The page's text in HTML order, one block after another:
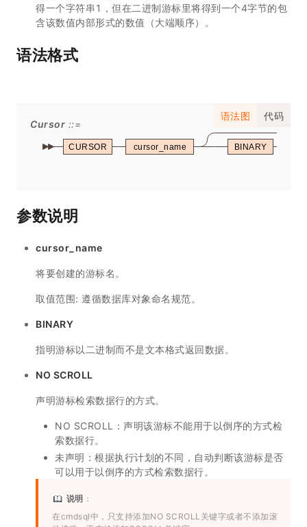
得一个字符串1，但在二进制游标里将得到一个4字节的包
含该数值内部形式的数值（大端顺序）。
语法格式
语法图 代码
Cursor
CURSOR cursor_name BINARY
参数说明
cursor_name
将要创建的游标名。
取值范围: 遵循数据库对象命名规范。
BINARY
指明游标以二进制而不是文本格式返回数据。
NO SCROLL
声明游标检索数据行的方式。
NO SCROLL：声明该游标不能用于以倒序的方式检
索数据行。
未声明：根据执行计划的不同，自动判断该游标是否
可以用于以倒序的方式检索数据行。
说明 ：
在cmdsql中，只支持添加NO SCROLL关键字或者不添加滚